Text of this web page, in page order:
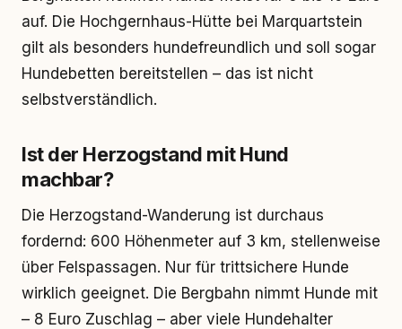
auf. Die Hochgernhaus-Hütte bei Marquartstein
gilt als besonders hundefreundlich und soll sogar
Hundebetten bereitstellen – das ist nicht
selbstverständlich.
Ist der Herzogstand mit Hund
machbar?
Die Herzogstand-Wanderung ist durchaus
fordernd: 600 Höhenmeter auf 3 km, stellenweise
über Felspassagen. Nur für trittsichere Hunde
wirklich geeignet. Die Bergbahn nimmt Hunde mit
– 8 Euro Zuschlag – aber viele Hundehalter